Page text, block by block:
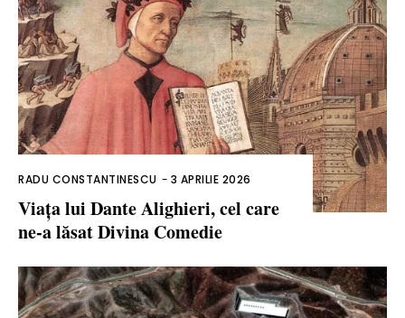
RADU CONSTANTINESCU - 3 APRILIE 2026
Viața lui Dante Alighieri, cel care
ne-a lăsat Divina Comedie